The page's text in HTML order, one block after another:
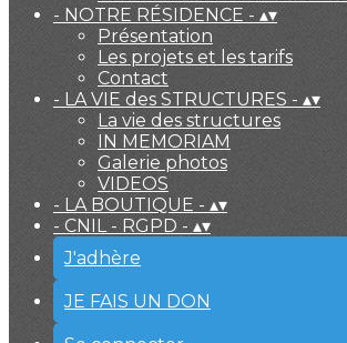
- NOTRE RÉSIDENCE - ▴▾
Présentation
Les projets et les tarifs
Contact
- LA VIE des STRUCTURES - ▴▾
La vie des structures
IN MEMORIAM
Galerie photos
VIDEOS
- LA BOUTIQUE - ▴▾
- CNIL - RGPD - ▴▾
J'adhère
JE FAIS UN DON